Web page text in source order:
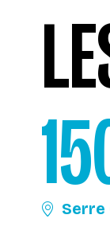
Serre